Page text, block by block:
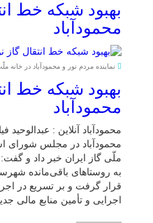
بهبود شبکه خط
محمودآباد
نماینده مردم نور و محمودآباد در خانه
بهبود شبکه خط
محمودآباد
محمودآباد آنلاین :
محمودآباد در مجلس شورای
ملّی گاز ایران خبر داد و
به روستاهای باقی‌مانده
قرار گرفت و بر تسریع در
اجرایی و تأمین منابع مالی